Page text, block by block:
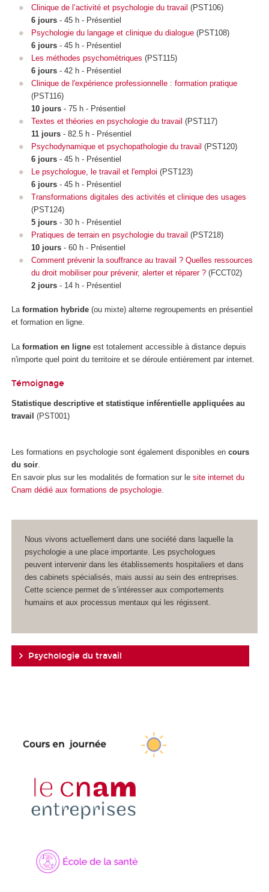
Clinique de l’activité et psychologie du travail (PST106)
6 jours - 45 h - Présentiel
Psychologie du langage et clinique du dialogue(PST108)
6 jours - 45 h - Présentiel
Les méthodes psychométriques (PST115)
6 jours - 42 h - Présentiel
Clinique de l'expérience professionnelle : formation pratique
(PST116)
10 jours - 75 h - Présentiel
Textes et théories en psychologie du travail (PST117)
11 jours - 82.5 h - Présentiel
Psychodynamique et psychopathologie du travail (PST120)
6 jours - 45 h - Présentiel
Le psychologue, le travail et l'emploi (PST123)
6 jours - 45 h - Présentiel
Transformations digitales des activités et clinique des usages
(PST124)
5 jours - 30 h - Présentiel
Pratiques de terrain en psychologie du travail (PST218)
10 jours- 60 h - Présentiel
Comment prévenir la souffrance au travail ? Quelles ressources
du droit mobiliser pour prévenir, alerter et réparer ?(FCCT02)
2 jours- 14 h - Présentiel
La formation hybride (ou mixte) alterne regroupements en présentiel
et formation en ligne.
La formation en ligne est totalement accessible à distance depuis
n'importe quel point du territoire et se déroule entièrement par internet.
Témoignage
Statistique descriptive et statistique inférentielle appliquées au
travail (PST001)
Les formations en psychologie sont également disponibles en cours
du soir
En savoir plus sur les modalités de formation sur le site internet du
Cnam dédié aux formations de psychologie
Nous vivons actuellement dans une société dans laquelle la
psychologie a une place importante. Les psychologues
peuvent intervenir dans les établissements hospitaliers et dans
des cabinets spécialisés, mais aussi au sein des entreprises.
Cette science permet de s’intéresser aux comportements
humains et aux processus mentaux qui les régissent.
Psychologie du travail